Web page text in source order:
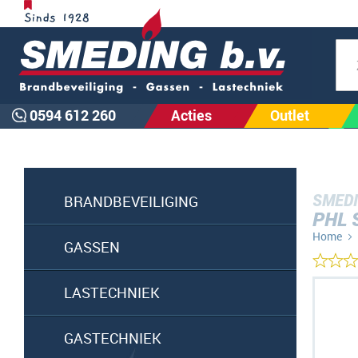
0594 612 260 Acties Outlet
BRANDBEVEILIGING
GASSEN
LASTECHNIEK
GASTECHNIEK
PHL
Home
Ga